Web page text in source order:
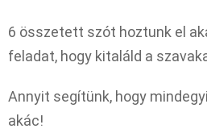
6 összetett szót hoztunk el
feladat, hogy kitaláld a
Annyit segítünk, hogy
akác!